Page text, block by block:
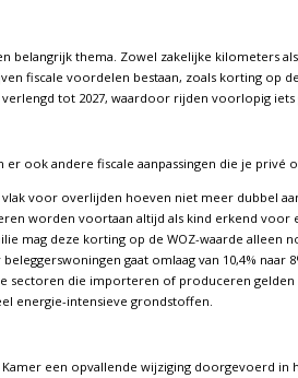
belangrijk thema. Zowel zakelijke kilometers
fiscale voordelen bestaan, zoals korting op
tot 2027, waardoor rijden voorlopig
ook andere fiscale aanpassingen die je privé
voor overlijden hoeven niet meer dubbel
worden voortaan altijd als kind erkend voor
mag deze korting op de WOZ-waarde alleen
gaat omlaag van 10,4% naar
sectoren die importeren of produceren gelden
energie-intensieve grondstoffen.
een opvallende wijziging doorgevoerd in